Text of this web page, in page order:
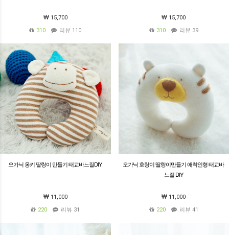
15,700
310
리뷰 110
15,700
310
리뷰 39
오가닉 옹키 딸랑이 만들기 태교바느질DIY
11,000
220
리뷰 31
오가닉 호랑이 딸랑이만들기 애착인형 태교바
느질 DIY
11,000
220
리뷰 41